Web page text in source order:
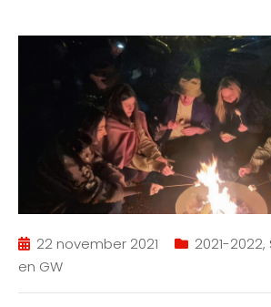
22 november 2021 2021-2022,
en GW